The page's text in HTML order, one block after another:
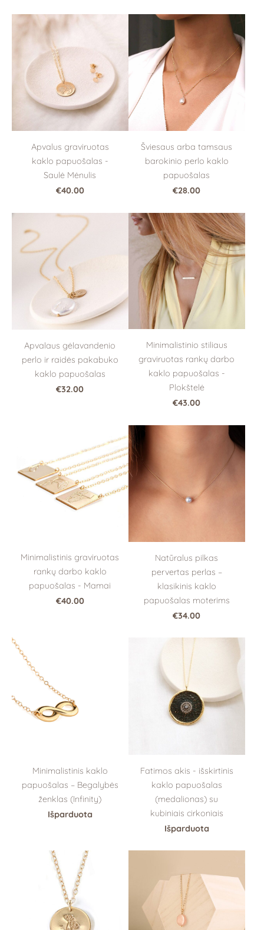
Apvalus graviruotas
kaklo papuošalas -
Saulė Mėnulis
€40.00
Šviesaus arba tamsaus
barokinio perlo kaklo
papuošalas
€28.00
Apvalaus gėlavandenio
perlo ir raidės pakabuko
kaklo papuošalas
€32.00
Minimalistinio stiliaus
graviruotas rankų darbo
kaklo papuošalas -
Plokštelė
€43.00
Minimalistinis graviruotas
rankų darbo kaklo
papuošalas - Mamai
€40.00
Natūralus pilkas
pervertas perlas –
klasikinis kaklo
papuošalas moterims
€34.00
Minimalistinis kaklo
papuošalas – Begalybės
ženklas (Infinity)
Išparduota
Fatimos akis - išskirtinis
kaklo papuošalas
(medalionas) su
kubiniais cirkoniais
Išparduota